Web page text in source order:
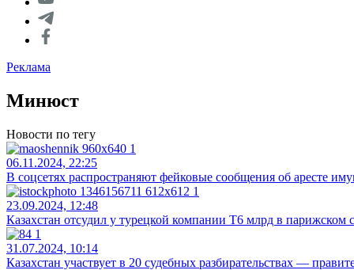
Реклама
Минюст
Новости по тегу
06.11.2024, 22:25
В соцсетях распространяют фейковые сообщения об аресте
23.09.2024, 12:48
Казахстан отсудил у турецкой компании Т6 млрд в парижском
31.07.2024, 10:14
Казахстан участвует в 20 судебных разбирательствах —